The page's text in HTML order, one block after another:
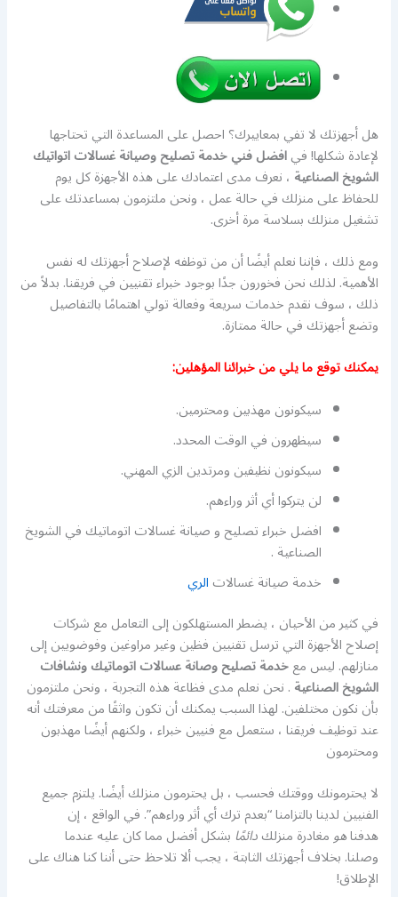
هل أجهزتك لا تفي بمعاييرك؟ احصل على المساعدة التي تحتاجها
لإعادة شكلها! فيافضل فني خدمة تصليح وصيانة غسالات اتواتيك
الشويخ الصناعية ، نعرف مدى اعتمادك على هذه الأجهزة كل يوم
للحفاظ على منزلك في حالة عمل ، ونحن ملتزمون بمساعدتك على
تشغيل منزلك بسلاسة مرة أخرى.
ومع ذلك ، فإننا نعلم أيضًا أن من توظفه لإصلاح أجهزتك له نفس
الأهمية. لذلك نحن فخورون جدًا بوجود خبراء تقنيين في فريقنا. بدلاً من
ذلك ، سوف نقدم خدمات سريعة وفعالة تولي اهتمامًا بالتفاصيل
وتضع أجهزتك في حالة ممتازة.
يمكنك توقع ما يلي من خبرائنا المؤهلين:
سيكونون مهذبين ومحترمين.
سيظهرون في الوقت المحدد.
سيكونون نظيفين ومرتدين الزي المهني.
لن يتركوا أي أثر وراءهم.
افضل خبراء تصليح و صيانة غسالات اتوماتيك في الشويخ
الصناعية .
خدمة صيانة غسالاتالري
في كثير من الأحيان ، يضطر المستهلكون إلى التعامل مع شركات
إصلاح الأجهزة التي ترسل تقنيين فظين وغير مراوغين وفوضويين إلى
منازلهم. ليس معخدمة تصليح وصانة عسالات اتوماتيك ونشافات
الشويخ الصناعية. نحن نعلم مدى فظاعة هذه التجربة ، ونحن ملتزمون
بأن نكون مختلفين. لهذا السبب يمكنك أن تكون واثقًا من معرفتك أنه
عند توظيف فريقنا ، ستعمل مع فنيين خبراء ، ولكنهم أيضًا مهذبون
ومحترمون
لا يحترمونك ووقتك فحسب ، بل يحترمون منزلك أيضًا. يلتزم جميع
الفنيين لدينا بالتزامنا “بعدم ترك أي أثر وراءهم”. في الواقع ، إن
هدفناهومغادرة منزلكدائمًا بشكل أفضل مما كان عليه عندما
وصلنا. بخلاف أجهزتك الثابتة ، يجب ألا تلاحظ حتى أننا كنا هناك على
الإطلاق!